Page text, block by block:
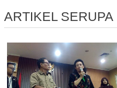
ARTIKEL SERUPA